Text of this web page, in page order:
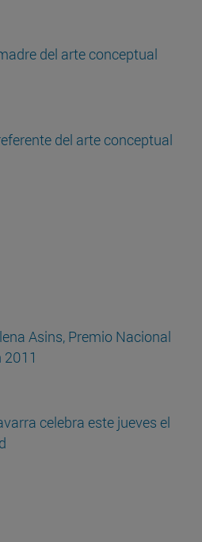
del arte conceptual
del arte conceptual
Asins, Premio Nacional
2011
celebra este jueves el